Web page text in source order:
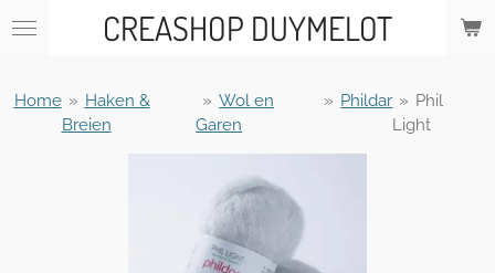
Ga
de
hoofdinhoud
CREASHOP DUYMELOT
Home » Haken &
Breien
» Wol en
Garen
» Phildar » Phil
Light